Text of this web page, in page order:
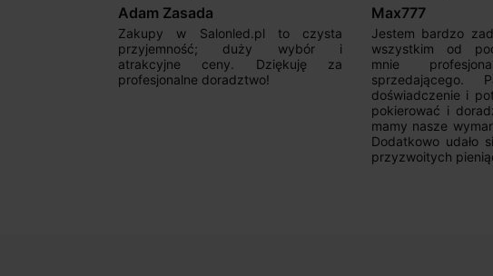
Adam Zasada
Zakupy w Salonled.pl to czysta
przyjemność; duży wybór i
atrakcyjne ceny. Dziękuję za
profesjonalne doradztwo!
Max777
Jestem bardzo
wszystkim od
mnie
doświadczenie i
pokierować i
mamy nasze
Dodatkowo udało
przyzwoitych